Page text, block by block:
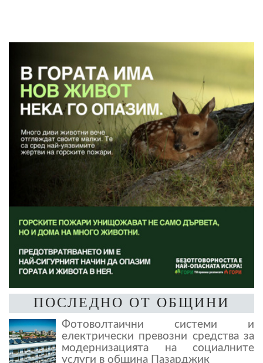
ПОСЛЕДНО ОТ ОБЩИНИ
Фотоволтаични системи и
електрически превозни средства за
модернизацията на социалните
услуги в община Пазарджик